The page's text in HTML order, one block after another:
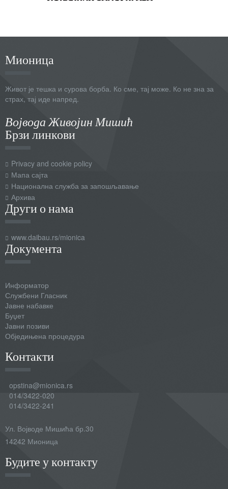
Мионица
Живот је тешка и сурова борба. Ко сме, тај може. Ко не зна за
страх, тај иде напред.
Војвода Живојин Мишић
Брзи линкови
Privacy and cookie policy
Мапа сајта
Национална служба за запошљавање
Архива
Други о нама
www.daibau.rs/mionica
Документа
Информатор
Службени Гласник
Јавне набавке
Буџет
Јавни позиви
Обједињена процедура
Контакти
opstina@mionica.rs
014/3422-020
014/3422-241
Ул. Војводе Мишића бр.30
14242 Мионица
Будите у контакту